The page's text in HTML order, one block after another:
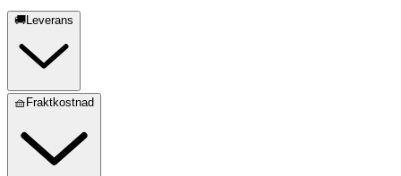
🚚Leverans
🧺Fraktkostnad